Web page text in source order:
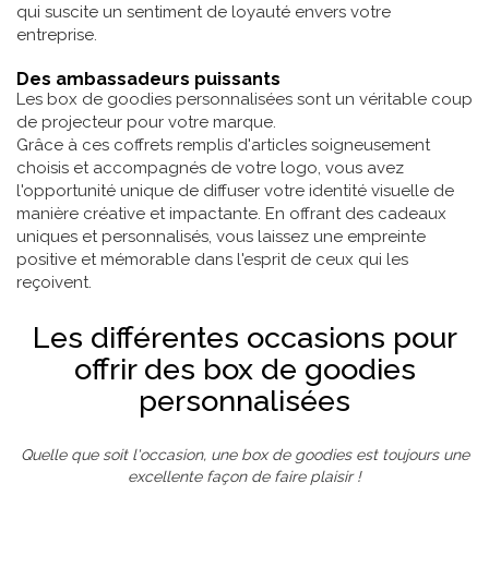
qui suscite un sentiment de loyauté envers votre
entreprise.
Des ambassadeurs puissants
Les box de goodies personnalisées sont un véritable coup
de projecteur pour votre marque.
Grâce à ces coffrets remplis d'articles soigneusement
choisis et accompagnés de votre logo, vous avez
l'opportunité unique de diffuser votre identité visuelle de
manière créative et impactante. En offrant des cadeaux
uniques et personnalisés, vous laissez une empreinte
positive et mémorable dans l'esprit de ceux qui les
reçoivent.
Les différentes occasions pour
offrir des box de goodies
personnalisées
Quelle que soit l'occasion, une box de goodies est toujours une
excellente façon de faire plaisir !